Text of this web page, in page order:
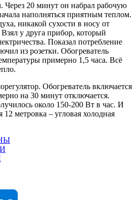
20 минут он набрал рабочую
наполняться приятным теплом.
никакой сухости в носу от
у друга прибор, который
Показал потребление
из розетки. Обогреватель
примерно 1,5 часа. Всё
Обогреватель включается
на 30 минут отключается.
около 150-200 Вт в час. И
метровка – угловая холодная